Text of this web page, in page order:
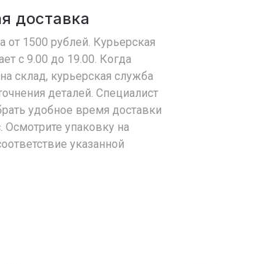
доставка
от 1500 рублей. Курьерская
с 9.00 до 19.00. Когда
склад, курьерская служба
деталей. Специалист
удобное время доставки
Осмотрите упаковку на
указанной